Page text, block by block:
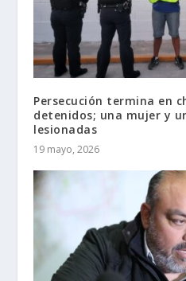
Persecución termina en
detenidos; una mujer y
lesionadas
19 mayo, 2026